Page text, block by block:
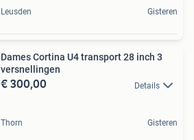
Leusden Gisteren
Dames Cortina U4 transport 28 inch 3
versnellingen
€ 300,00 Details
Thorn Gisteren